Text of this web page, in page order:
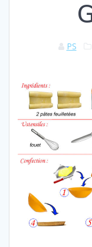
PS